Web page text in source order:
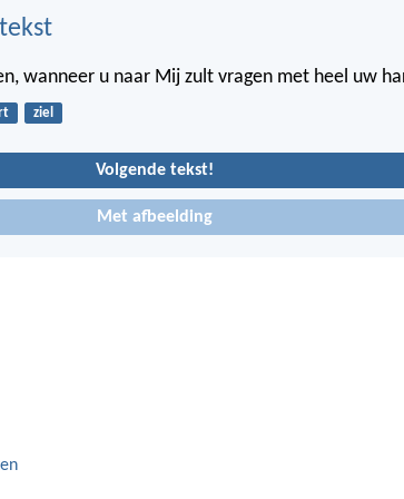
wanneer u naar Mij zult vragen met heel uw
ziel
Volgende tekst!
Met afbeelding